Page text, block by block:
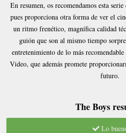
En resumen, os recomendamos esta
pues proporciona otra forma de ver el
un ritmo frenético, magnífica calidad
guión que son al mismo tiempo
entretenimiento de lo más
Video, que además promete
futuro.
The Boys
Lo